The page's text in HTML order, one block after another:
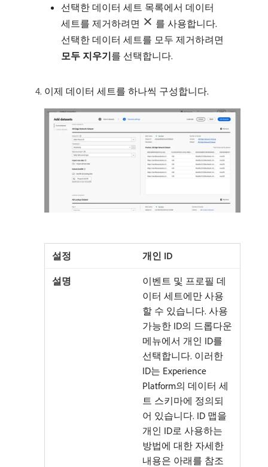
선택한 데이터 세트 목록에서 데이터
세트를 제거하려면
를 사용합니다.
선택한 데이터 세트를 모두 제거하려면
모두 지우기​를 선택합니다.
이제 데이터 세트를 하나씩 구성합니다.
개인 ID
이벤트 및 프로필 데
이터 세트에만 사용
할 수 있습니다. 사용
가능한 ID의 드롭다운
메뉴에서 개인 ID를
선택합니다. 이러한
ID는 Experience
Platform의 데이터 세
트 스키마에 정의되
어 있습니다. ID 맵을
개인 ID로 사용하는
방법에 대한 자세한
내용은 아래를 참조